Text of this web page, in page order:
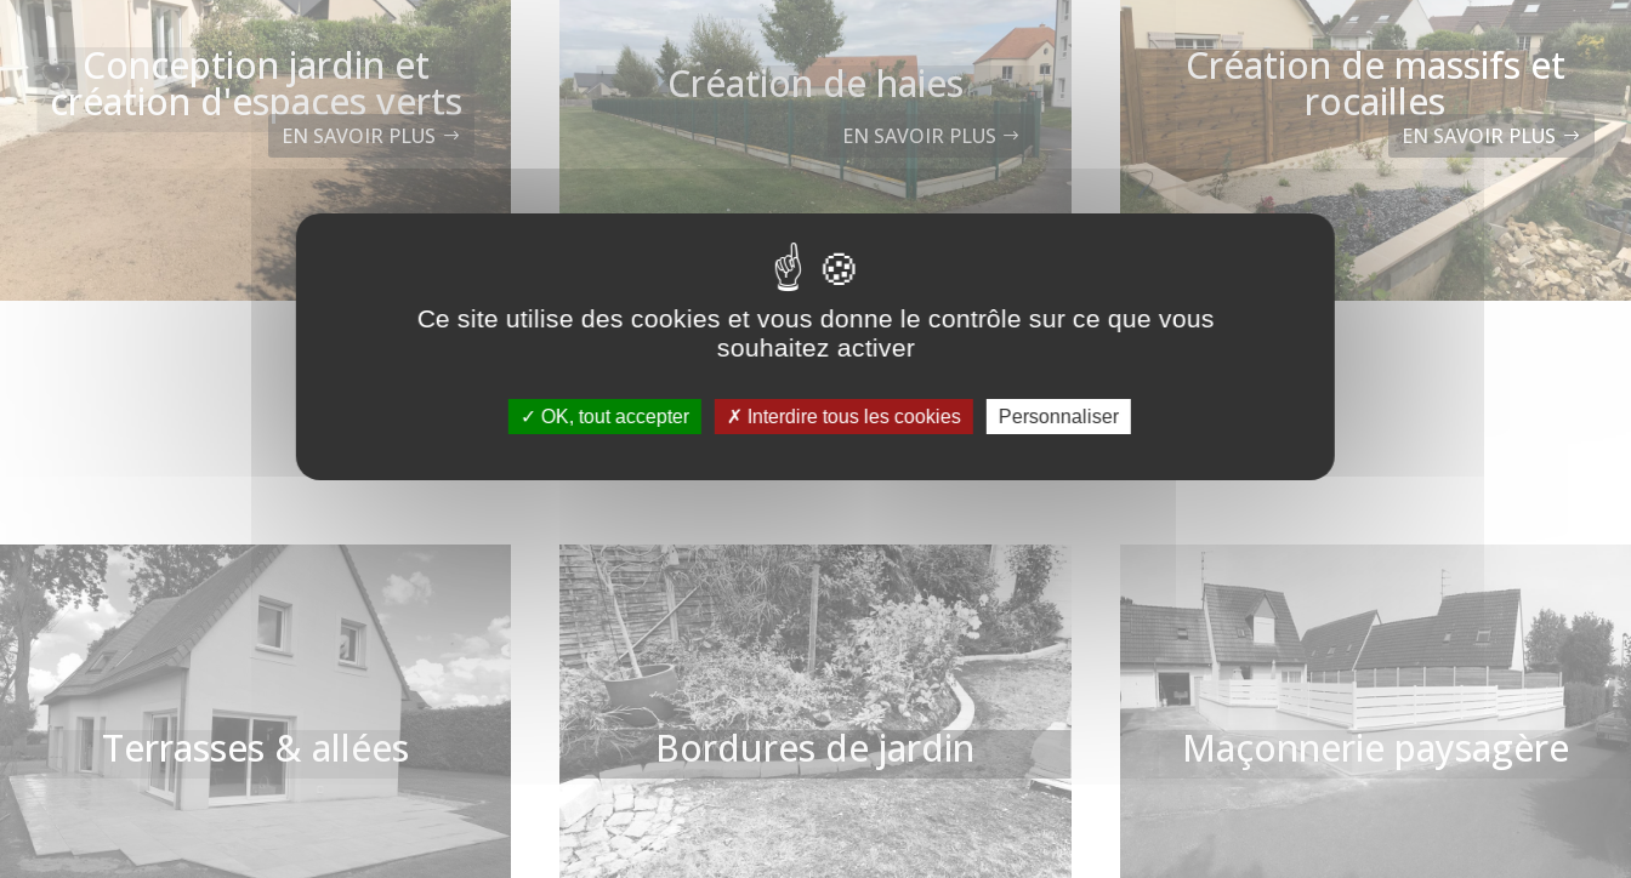
Conception jardin et
création d'espaces verts
EN SAVOIR PLUS
Création de haies
EN SAVOIR PLUS
Création de massifs et
rocailles
EN SAVOIR PLUS
Nous vous proposons également
Terrasses & allées Bordures de jardin Maçonnerie paysagère
Ce site utilise des cookies et vous donne le contrôle sur ce que vous
souhaitez activer
OK, tout accepter Interdire tous les cookies Personnaliser